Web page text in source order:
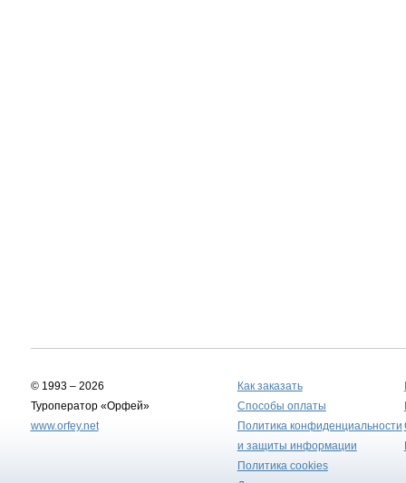
© 1993 – 2026
Туроператор «Орфей»
www.orfey.net
Как заказать
Способы оплаты
Политика конфиденциальности
и защиты информации
Политика cookies